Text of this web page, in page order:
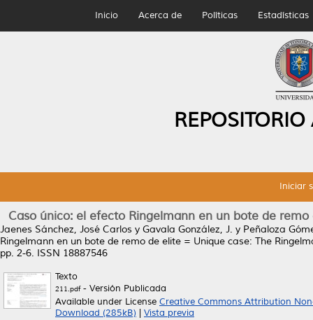
Inicio Acerca de Políticas Estadísticas
Iniciar
Caso único: el efecto Ringelmann en un bote de
Jaenes Sánchez, José Carlos y Gavala González, J. y Peñaloza
Ringelmann en un bote de remo de elite = Unique case: The
pp. 2-6. ISSN 18887546
Texto
211.pdf- Versión Publicada
Available under License Creative Commons Attribution
Download (285kB)
Vista previa